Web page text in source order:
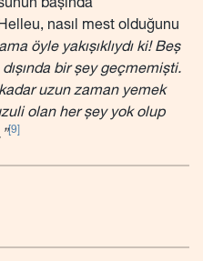
başında
nasıl mest olduğunu
öyle yakışıklıydı ki! Beş
bir şey geçmemişti.
uzun zaman yemek
olan her şey yok olup
[9]